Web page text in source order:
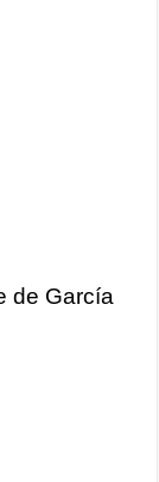
de García